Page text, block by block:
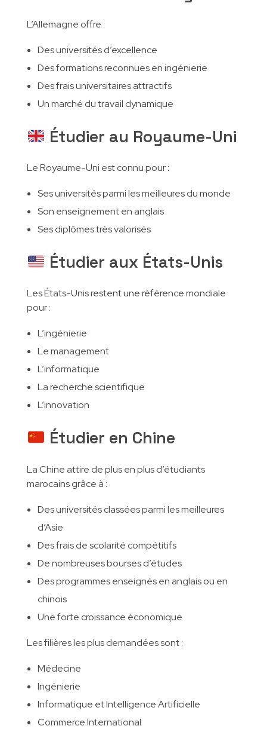
L’Allemagne offre :
Des universités d’excellence
Des formations reconnues en ingénierie
Des frais universitaires attractifs
Un marché du travail dynamique
Étudier au Royaume-Uni
Le Royaume-Uni est connu pour :
Ses universités parmi les meilleures du monde
Son enseignement en anglais
Ses diplômes très valorisés
Étudier aux États-Unis
Les États-Unis restent une référence mondiale
pour :
L’ingénierie
Le management
L’informatique
La recherche scientifique
L’innovation
Étudier en Chine
La Chine attire de plus en plus d’étudiants
marocains grâce à :
Des universités classées parmi les meilleures
d’Asie
Des frais de scolarité compétitifs
De nombreuses bourses d’études
Des programmes enseignés en anglais ou en
chinois
Une forte croissance économique
Les filières les plus demandées sont :
Médecine
Ingénierie
Informatique et Intelligence Artificielle
Commerce International